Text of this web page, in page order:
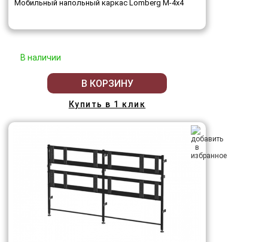
Мобильный напольный каркас Lomberg M-4х4
В наличии
В КОРЗИНУ
Купить в 1 клик